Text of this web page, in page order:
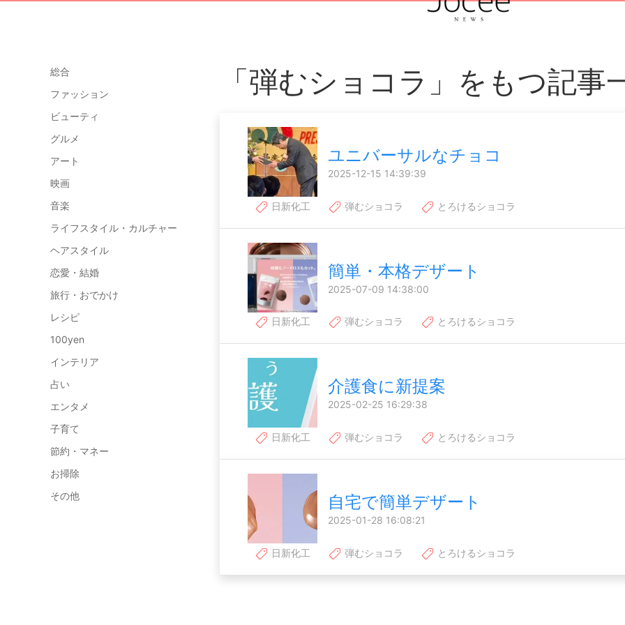
総合
ファッション
ビューティ
グルメ
アート
映画
音楽
ライフスタイル・カルチャー
ヘアスタイル
恋愛・結婚
旅行・おでかけ
レシピ
100yen
インテリア
占い
エンタメ
子育て
節約・マネー
お掃除
その他
「弾むショコラ」をもつ記事
ユニバーサルなチョコ
2025-12-15 14:39:39
日新化工 弾むショコラ とろけるショコラ
簡単・本格デザート
2025-07-09 14:38:00
日新化工 弾むショコラ とろけるショコラ
介護食に新提案
2025-02-25 16:29:38
日新化工 弾むショコラ とろけるショコラ
自宅で簡単デザート
2025-01-28 16:08:21
日新化工 弾むショコラ とろけるショコラ